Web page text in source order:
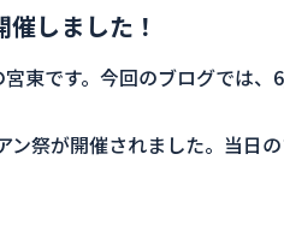
しました！
東です。今回のブログでは
ン祭が開催されました。当日